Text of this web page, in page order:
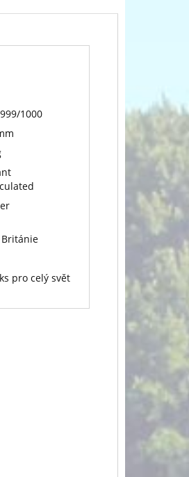
1000
Británie
pro celý svět